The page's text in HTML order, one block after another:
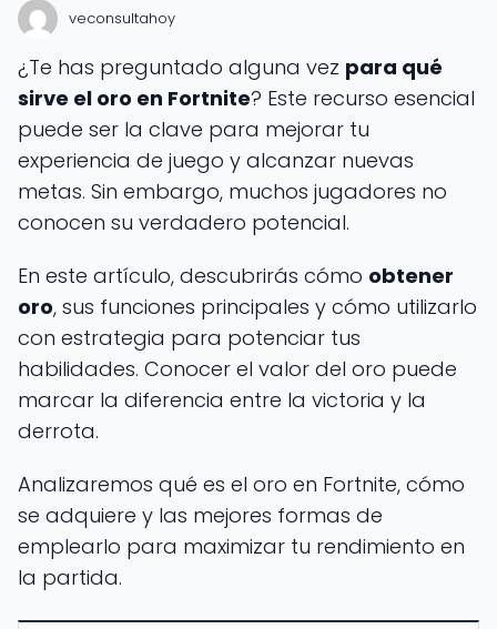
veconsultahoy
¿Te has preguntado alguna vez para qué
sirve el oro en Fortnite? Este recurso esencial
puede ser la clave para mejorar tu
experiencia de juego y alcanzar nuevas
metas. Sin embargo, muchos jugadores no
conocen su verdadero potencial.
En este artículo, descubrirás cómo obtener
oro, sus funciones principales y cómo utilizarlo
con estrategia para potenciar tus
habilidades. Conocer el valor del oro puede
marcar la diferencia entre la victoria y la
derrota.
Analizaremos qué es el oro en Fortnite, cómo
se adquiere y las mejores formas de
emplearlo para maximizar tu rendimiento en
la partida.